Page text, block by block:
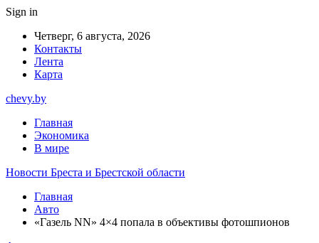
Sign in
Четверг, 6 августа, 2026
Контакты
Лента
Карта
chevy.by
Главная
Экономика
В мире
Новости Бреста и Брестской области
Главная
Авто
«Газель NN» 4×4 попала в объективы фотошпионов